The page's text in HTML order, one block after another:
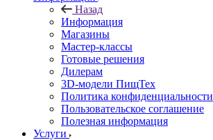
Назад
Информация
Магазины
Мастер-классы
Готовые решения
Дилерам
3D-модели ПищТех
Политика конфиденциальности
Пользовательское соглашение
Полезная информация
Услуги